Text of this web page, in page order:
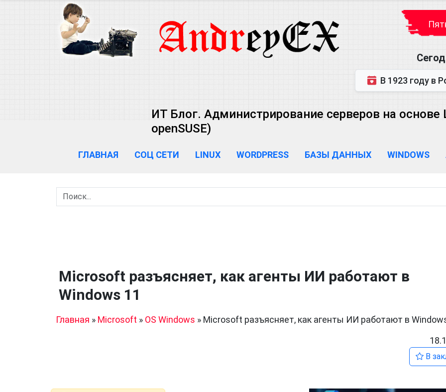
В 1923 году в Ростове-на-Дону
ИТ Блог. Администрирование серверов на основе
openSUSE)
ГЛАВНАЯ СОЦ СЕТИ LINUX WORDPRESS БАЗЫ ДАННЫХ WINDOWS
Microsoft разъясняет, как агенты ИИ работают в
Windows 11
Главная » Microsoft » OS Windows » Microsoft разъясняет, как агенты ИИ работают в
В